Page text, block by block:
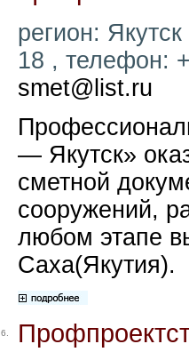
регион:
18 , телефон:
smet@list.ru
— Якутск»
сметной
сооружений,
любом этапе
Саха(Якутия).
6.